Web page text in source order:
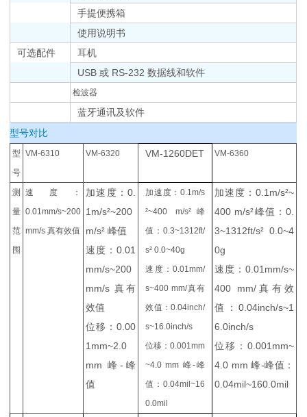
手提便携箱
使用说明书
可选配件
耳机
USB 或 RS-232 数据线和软件
检波器
蓝牙通讯及软件
型号对比
型
号
VM-6310‍ VM-6320‍ VM-1260DET VM-6360‍
测
量
范
围
速度：
0.01mm/s~200
mm/s 真有效值
加速度：0.
1m/s²~200
m/s² 峰值
速度：0.01
mm/s~200
mm/s 真有
效值
位移：0.00
1mm~2.0
mm 峰-峰
值
加速度：0.1m/s
²~400 m/s²峰
值：0.3~1312ft/
s² 0.0~40g
速度：0.01mm/
s~400 mm/真有
效值：0.04inch/
s~16.0inch/s
位移：0.001mm
~4.0 mm 峰-峰
值：0.04mil~16
0.0mil
加速度：0.1m/s²~
400 m/s²峰值：0.
3~1312ft/s² 0.0~4
0g
速度：0.01mm/s~
400 mm/真有效
值：0.04inch/s~1
6.0inch/s
位移：0.001mm~
4.0 mm 峰-峰值：
0.04mil~160.0mil